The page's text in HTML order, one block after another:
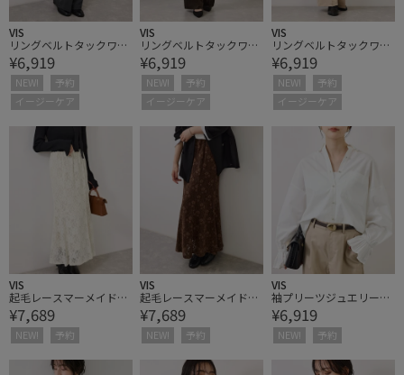
VIS
リングベルトタックワイ
ドパンツ
¥6,919
NEW!
予約
イージーケア
VIS
リングベルトタックワイ
ドパンツ
¥6,919
NEW!
予約
イージーケア
VIS
リングベルトタックワイ
ドパンツ
¥6,919
NEW!
予約
イージーケア
VIS
起毛レースマーメイドス
カート
¥7,689
NEW! 予約
VIS
起毛レースマーメイドス
カート
¥7,689
NEW! 予約
VIS
袖プリーツジュエリーボ
タンシャツ
¥6,919
NEW! 予約